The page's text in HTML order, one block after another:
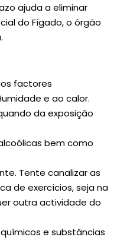
ajuda a eliminar
do Fígado, o órgão
factores
e ao calor.
da exposição
bem como
Tente canalizar as
de exercícios, seja na
outra actividade do
e substâncias